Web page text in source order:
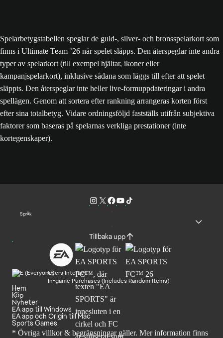
Spelarbetygstabellen speglar de guld-, silver- och bronsspelarkort som
finns i Ultimate Team ’26 när spelet släpps. Den återspeglar inte andra
typer av spelarkort (till exempel hjältar, ikoner eller
kampanjspelarkort), inklusive sådana som läggs till efter att spelet
släppts. Den återspeglar inte heller live-formuppdateringar i andra
spellägen. Genom att sortera efter rankning arrangeras korten först
efter sina totalbetyg. Vidare ordningsföljd fastställs utifrån subjektiva
faktorer som baseras på spelarnas verkliga prestationer (inte
kortegenskaper).
Språk
Tillbaka upp
Users Interact
In-game Purchases (Includes Random Items)
Hem
Köp
Nyheter
EA app till Windows
EA app och Origin till Mac
Sports Games
* Övriga villkor & begränsningar gäller. Merinformation finns